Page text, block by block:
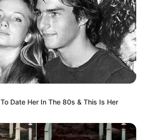
Date Her In The 80s & This Is Her